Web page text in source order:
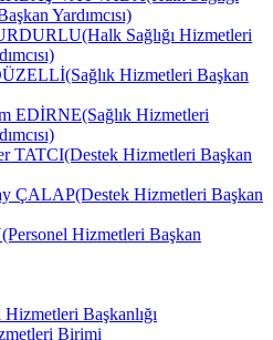
Yardımcısı)
Sağlığı Hizmetleri
Hizmetleri Başkan
EDİRNE(Sağlık Hizmetleri
TATCI(Destek Hizmetleri Başkan
ÇALAP(Destek Hizmetleri Başkan
Hizmetleri Başkan
Başkanlığı
Birimi